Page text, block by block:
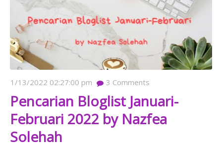
1/13/2022 02:27:00 pm 3 Comments
Pencarian Bloglist Januari-
Februari 2022 by Nazfea
Solehah